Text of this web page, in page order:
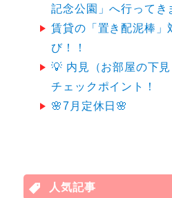
記念公園」へ行ってき
賃貸の「置き配泥棒」
び！！
💡 内見（お部屋の下
チェックポイント！
🌸7月定休日🌸
人気記事